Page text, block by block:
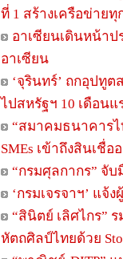
ที่ 1 สร้างเครือข่าย
อาเซียนเดินหน้า
อาเซียน
‘จุรินทร์’ ถกอุปทู
ไปสหรัฐฯ 10 เดือนแ
“สมาคมธนาคาร
SMEs เข้าถึงสินเชื่อ
“กรมศุลกากร” จับ
‘กรมเจรจาฯ’ แจ้
“สินิตย์ เลิศไกร”
หัตถศิลป์ไทยด้วย